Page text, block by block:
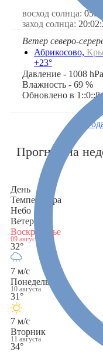
Абрикосово,
+23°
восход солнца:
заход солнца:
Ветер северо-
Давление - 1008
Влажность - 69 %
Обновлено в 1::0::8
Прогноз на
День
Температура
Небо
Ветер
Воскресенье
09 августа
32°
7 м/с
Понедельник
10 августа
31°
7 м/с
Вторник
11 августа
34°